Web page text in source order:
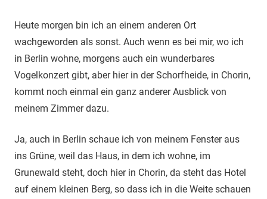
Heute morgen bin ich an einem anderen Ort
wachgeworden als sonst. Auch wenn es bei mir, wo ich
in Berlin wohne, morgens auch ein wunderbares
Vogelkonzert gibt, aber hier in der Schorfheide, in Chorin,
kommt noch einmal ein ganz anderer Ausblick von
meinem Zimmer dazu.
Ja, auch in Berlin schaue ich von meinem Fenster aus
ins Grüne, weil das Haus, in dem ich wohne, im
Grunewald steht, doch hier in Chorin, da steht das Hotel
auf einem kleinen Berg, so dass ich in die Weite schauen